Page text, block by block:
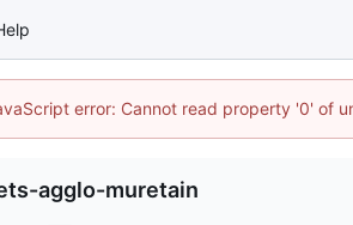
error: Cannot read property '0' of
agglo-muretain